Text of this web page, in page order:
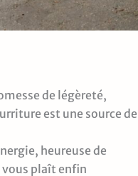
de légèreté,
est une source de
heureuse de
vous plaît enfin